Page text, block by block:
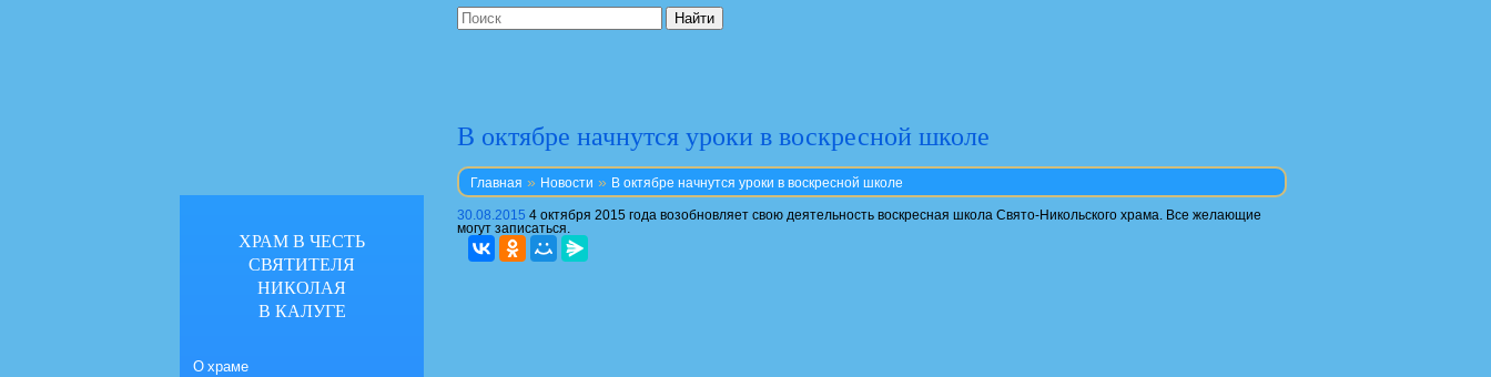
В октябре начнутся уроки в воскресной школе
Главная » Новости » В октябре начнутся уроки в воскресной школе
30.08.2015 4 октября 2015 года возобновляет свою деятельность воскресная школа Свято-Никольского храма. Все желающие
могут записаться.
ХРАМ В ЧЕСТЬ
СВЯТИТЕЛЯ
НИКОЛАЯ
В КАЛУГЕ
О храме